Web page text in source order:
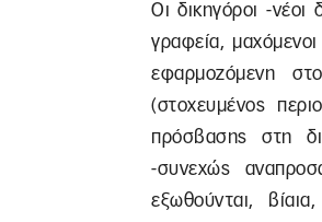
Οι δικηγόροι -νέοι
γραφεία,
εφαρμοζόμενη
(στοχευμένος
πρόσβασης στη
-συνεχώς
εξωθούνται,